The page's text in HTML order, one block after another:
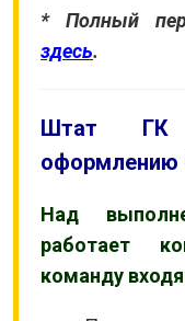
* Полный
здесь.
Штат ГК
оформлению
Над
работает
команду